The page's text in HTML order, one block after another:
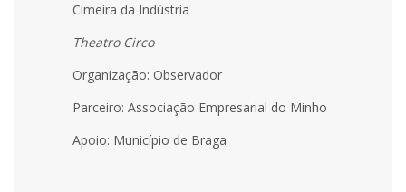
Cimeira da Indústria
Theatro Circo
Organização: Observador
Parceiro: Associação Empresarial do Minho
Apoio: Município de Braga